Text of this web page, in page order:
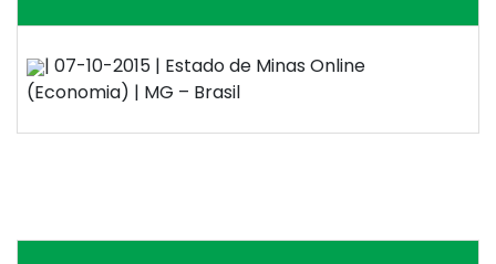
| 07-10-2015 | Estado de Minas Online
(Economia) | MG – Brasil